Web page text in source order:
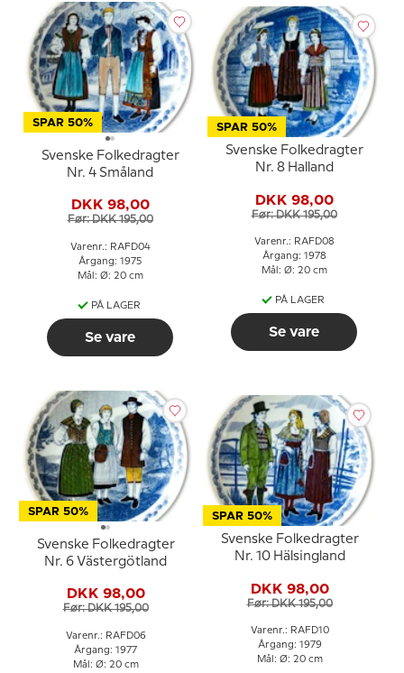
SPAR 50%
Svenske Folkedragter
Nr. 4 Småland
DKK 98,00
Før: DKK 195,00
Varenr.: RAFD04
Årgang: 1975
Mål: Ø: 20 cm
PÅ LAGER
Se vare
SPAR 50%
Svenske Folkedragter
Nr. 8 Halland
DKK 98,00
Før: DKK 195,00
Varenr.: RAFD08
Årgang: 1978
Mål: Ø: 20 cm
PÅ LAGER
Se vare
SPAR 50%
Svenske Folkedragter
Nr. 6 Västergötland
DKK 98,00
Før: DKK 195,00
Varenr.: RAFD06
Årgang: 1977
Mål: Ø: 20 cm
SPAR 50%
Svenske Folkedragter
Nr. 10 Hälsingland
DKK 98,00
Før: DKK 195,00
Varenr.: RAFD10
Årgang: 1979
Mål: Ø: 20 cm